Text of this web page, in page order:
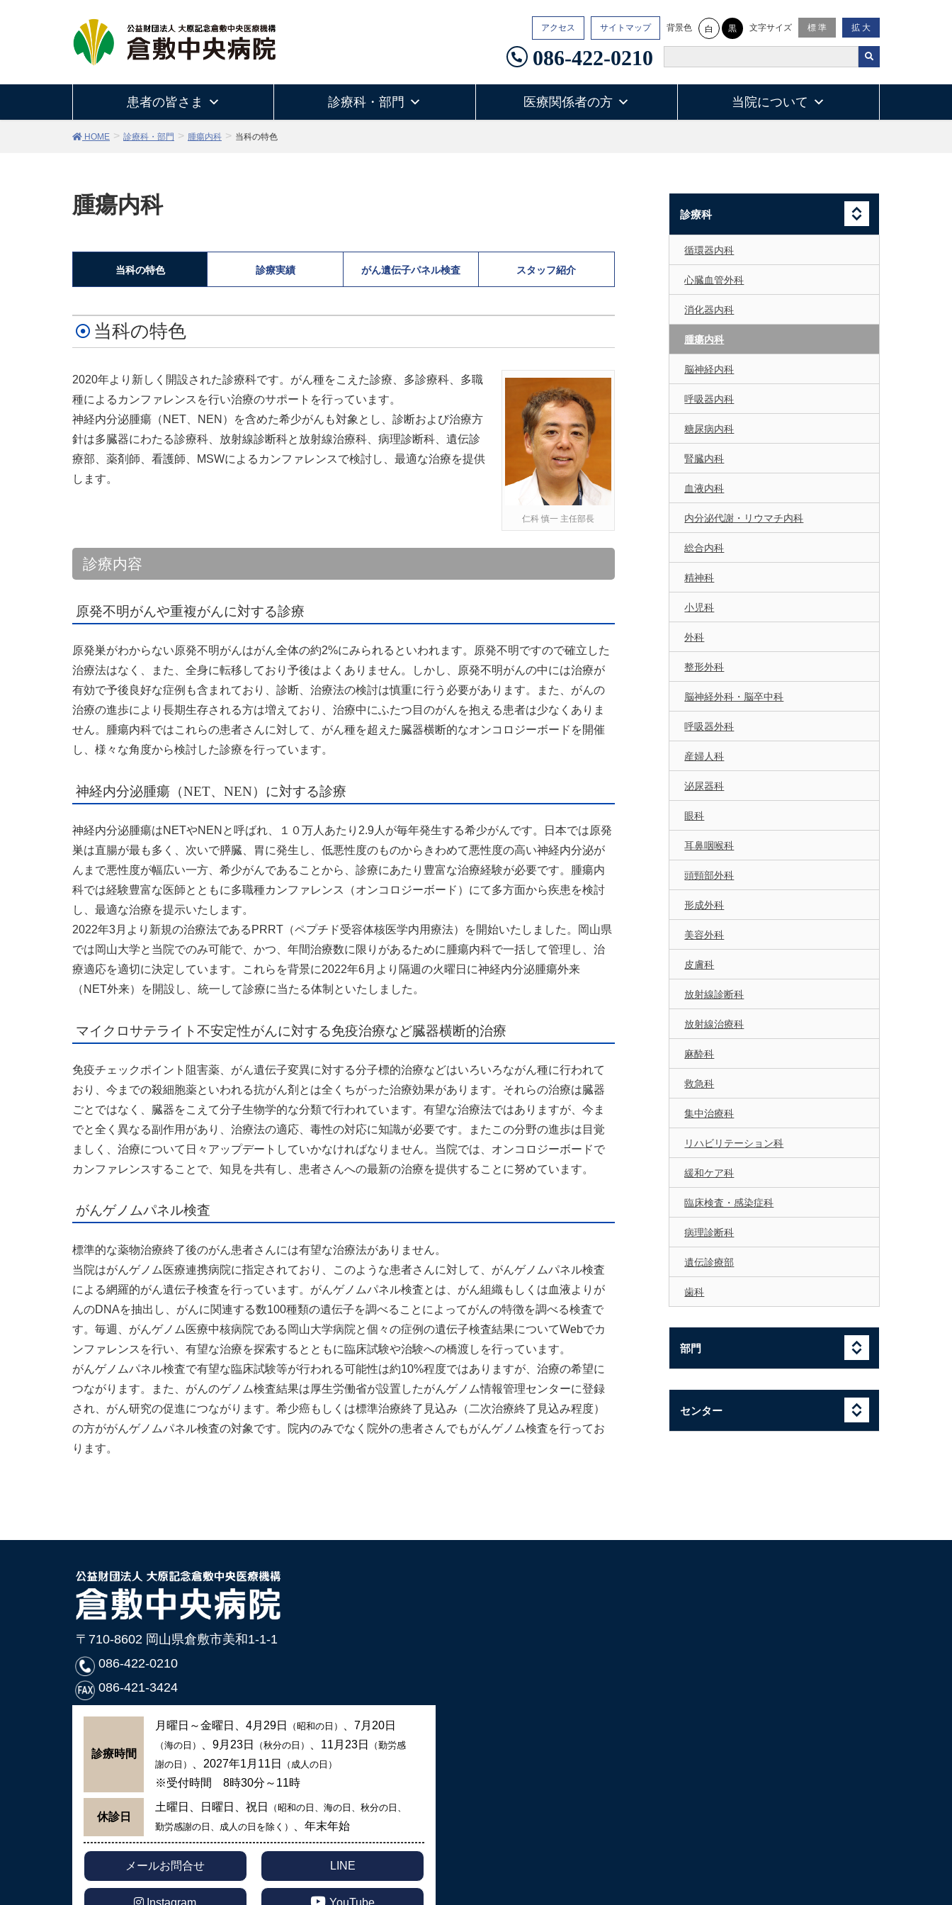
アクセス サイトマップ 背景色 白 黒 文字サイズ 標 準 拡 大
086-422-0210
患者の皆さま 診療科・部門 医療関係者の方 当院について
HOME 診療科・部門 腫瘍内科 当科の特色
腫瘍内科
当科の特色 診療実績 がん遺伝子パネル検査 スタッフ紹介
当科の特色
仁科 慎一 主任部長
2020年より新しく開設された診療科です。がん種をこえた診療、多診療科、多職
種によるカンファレンスを行い治療のサポートを行っています。
神経内分泌腫瘍（NET、NEN）を含めた希少がんも対象とし、診断および治療方
針は多臓器にわたる診療科、放射線診断科と放射線治療科、病理診断科、遺伝診
療部、薬剤師、看護師、MSWによるカンファレンスで検討し、最適な治療を提供
します。
診療内容
原発不明がんや重複がんに対する診療
原発巣がわからない原発不明がんはがん全体の約2%にみられるといわれます。原発不明ですので確立した
治療法はなく、また、全身に転移しており予後はよくありません。しかし、原発不明がんの中には治療が
有効で予後良好な症例も含まれており、診断、治療法の検討は慎重に行う必要があります。また、がんの
治療の進歩により長期生存される方は増えており、治療中にふたつ目のがんを抱える患者は少なくありま
せん。腫瘍内科ではこれらの患者さんに対して、がん種を超えた臓器横断的なオンコロジーボードを開催
し、様々な角度から検討した診療を行っています。
神経内分泌腫瘍（NET、NEN）に対する診療
神経内分泌腫瘍はNETやNENと呼ばれ、１０万人あたり2.9人が毎年発生する希少がんです。日本では原発
巣は直腸が最も多く、次いで膵臓、胃に発生し、低悪性度のものからきわめて悪性度の高い神経内分泌が
んまで悪性度が幅広い一方、希少がんであることから、診療にあたり豊富な治療経験が必要です。腫瘍内
科では経験豊富な医師とともに多職種カンファレンス（オンコロジーボード）にて多方面から疾患を検討
し、最適な治療を提示いたします。
2022年3月より新規の治療法であるPRRT（ペプチド受容体核医学内用療法）を開始いたしました。岡山県
では岡山大学と当院でのみ可能で、かつ、年間治療数に限りがあるために腫瘍内科で一括して管理し、治
療適応を適切に決定しています。これらを背景に2022年6月より隔週の火曜日に神経内分泌腫瘍外来
（NET外来）を開設し、統一して診療に当たる体制といたしました。
マイクロサテライト不安定性がんに対する免疫治療など臓器横断的治療
免疫チェックポイント阻害薬、がん遺伝子変異に対する分子標的治療などはいろいろながん種に行われて
おり、今までの殺細胞薬といわれる抗がん剤とは全くちがった治療効果があります。それらの治療は臓器
ごとではなく、臓器をこえて分子生物学的な分類で行われています。有望な治療法ではありますが、今ま
でと全く異なる副作用があり、治療法の適応、毒性の対応に知識が必要です。またこの分野の進歩は目覚
ましく、治療について日々アップデートしていかなければなりません。当院では、オンコロジーボードで
カンファレンスすることで、知見を共有し、患者さんへの最新の治療を提供することに努めています。
がんゲノムパネル検査
標準的な薬物治療終了後のがん患者さんには有望な治療法がありません。
当院はがんゲノム医療連携病院に指定されており、このような患者さんに対して、がんゲノムパネル検査
による網羅的がん遺伝子検査を行っています。がんゲノムパネル検査とは、がん組織もしくは血液よりが
んのDNAを抽出し、がんに関連する数100種類の遺伝子を調べることによってがんの特徴を調べる検査で
す。毎週、がんゲノム医療中核病院である岡山大学病院と個々の症例の遺伝子検査結果についてWebでカ
ンファレンスを行い、有望な治療を探索するとともに臨床試験や治験への橋渡しを行っています。
がんゲノムパネル検査で有望な臨床試験等が行われる可能性は約10%程度ではありますが、治療の希望に
つながります。また、がんのゲノム検査結果は厚生労働省が設置したがんゲノム情報管理センターに登録
され、がん研究の促進につながります。希少癌もしくは標準治療終了見込み（二次治療終了見込み程度）
の方ががんゲノムパネル検査の対象です。院内のみでなく院外の患者さんでもがんゲノム検査を行ってお
ります。
診療科
循環器内科
心臓血管外科
消化器内科
腫瘍内科
脳神経内科
呼吸器内科
糖尿病内科
腎臓内科
血液内科
内分泌代謝・リウマチ内科
総合内科
精神科
小児科
外科
整形外科
脳神経外科・脳卒中科
呼吸器外科
産婦人科
泌尿器科
眼科
耳鼻咽喉科
頭頸部外科
形成外科
美容外科
皮膚科
放射線診断科
放射線治療科
麻酔科
救急科
集中治療科
リハビリテーション科
緩和ケア科
臨床検査・感染症科
病理診断科
遺伝診療部
歯科
部門
センター
〒710-8602 岡山県倉敷市美和1-1-1
086-422-0210
086-421-3424
診療時間
月曜日～金曜日、4月29日 （昭和の日） 、7月20日
（海の日） 、9月23日 （秋分の日） 、11月23日
（勤労感
謝の日）
、2027年1月11日 （成人の日）
※受付時間 8時30分～11時
休診日
土曜日、日曜日、祝日
（昭和の日、海の日、秋分の日、
勤労感謝の日、成人の日を除く）
、年末年始
メールお問合せ LINE
Instagram YouTube